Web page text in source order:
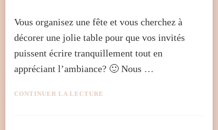
Vous organisez une fête et vous cherchez à
décorer une jolie table pour que vos invités
puissent écrire tranquillement tout en
appréciant l’ambiance? 🙂 Nous …
CONTINUER LA LECTURE